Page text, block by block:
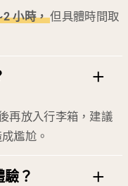
小時，但具體時間取
再放入行李箱，建議
尷尬。
？